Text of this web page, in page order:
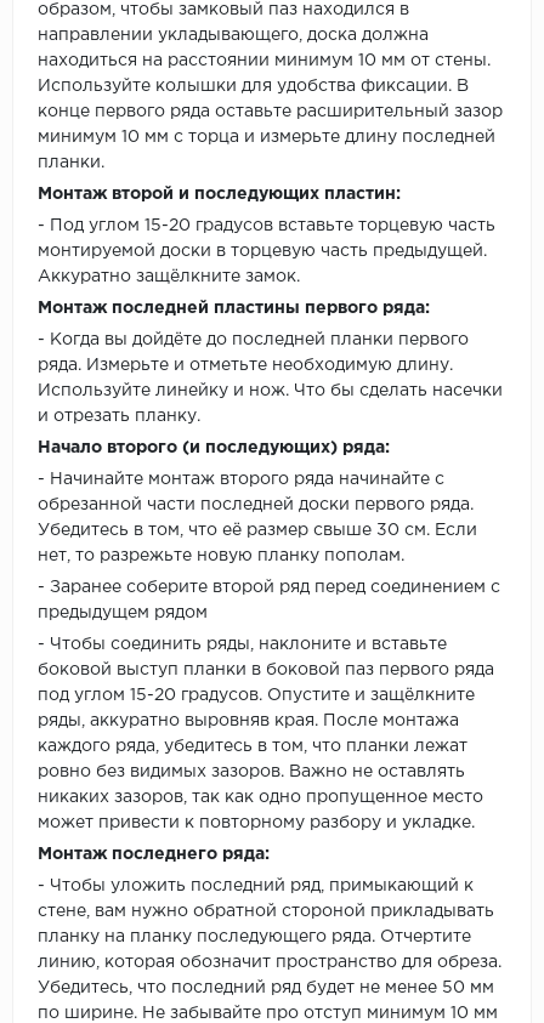
образом, чтобы замковый паз находился в
направлении укладывающего, доска должна
находиться на расстоянии минимум 10 мм от стены.
Используйте колышки для удобства фиксации. В
конце первого ряда оставьте расширительный зазор
минимум 10 мм с торца и измерьте длину последней
планки.
Монтаж второй и последующих пластин:
- Под углом 15-20 градусов вставьте торцевую часть
монтируемой доски в торцевую часть предыдущей.
Аккуратно защёлкните замок.
Монтаж последней пластины первого ряда:
- Когда вы дойдёте до последней планки первого
ряда. Измерьте и отметьте необходимую длину.
Используйте линейку и нож. Что бы сделать насечки
и отрезать планку.
Начало второго (и последующих) ряда:
- Начинайте монтаж второго ряда начинайте с
обрезанной части последней доски первого ряда.
Убедитесь в том, что её размер свыше 30 см. Если
нет, то разрежьте новую планку пополам.
- Заранее соберите второй ряд перед соединением с
предыдущем рядом
- Чтобы соединить ряды, наклоните и вставьте
боковой выступ планки в боковой паз первого ряда
под углом 15-20 градусов. Опустите и защёлкните
ряды, аккуратно выровняв края. После монтажа
каждого ряда, убедитесь в том, что планки лежат
ровно без видимых зазоров. Важно не оставлять
никаких зазоров, так как одно пропущенное место
может привести к повторному разбору и укладке.
Монтаж последнего ряда:
- Чтобы уложить последний ряд, примыкающий к
стене, вам нужно обратной стороной прикладывать
планку на планку последующего ряда. Отчертите
линию, которая обозначит пространство для обреза.
Убедитесь, что последний ряд будет не менее 50 мм
по ширине. Не забывайте про отступ минимум 10 мм